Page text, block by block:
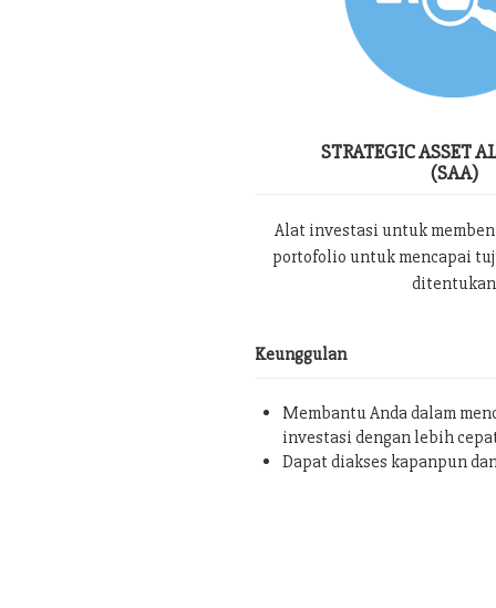
STRATEGIC ASSET
(SAA)
Alat investasi untuk
portofolio untuk mencapai
ditentukan
Keunggulan
Membantu Anda dalam
investasi dengan lebih
Dapat diakses kapanpun